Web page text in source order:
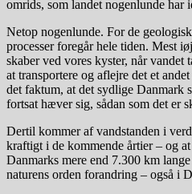
omrids, som landet nogenlunde har
Netop nogenlunde. For de
processer foregår hele tiden. Mest
skaber ved vores kyster, når vandet
at transportere og aflejre det et
det faktum, at det sydlige Danmark
fortsat hæver sig, sådan som det er
Dertil kommer af vandstanden i
kraftigt i de kommende årtier – og
Danmarks mere end 7.300 km
naturens orden forandring – også i